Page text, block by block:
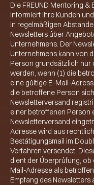
Die FREUND Mentoring &
informiert ihre Kunden
in regelmäßigen
Newsletters über
Unternehmens. Der
Unternehmens kann von
Person grundsätzlich nur
werden, wenn (1) die
eine gültige E-Mail-
die betroffene Person
Newsletterversand
einer betroffenen Person
Newsletterversand
Adresse wird aus
Bestätigungsmail im
Verfahren versendet.
dient der Überprüfung, ob
Mail-Adresse als
Empfang des Newsletters